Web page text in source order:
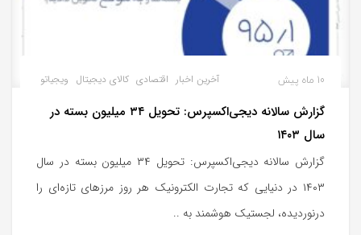
آخرین اخبار اقتصادی کالای دیجیتال ویجیاتو 10 ماه پیش
گزارش سالانه دیجی‌اکسپرس: تحویل ۳۴ میلیون بسته در
سال ۱۴۰۳
گزارش سالانه دیجی‌اکسپرس: تحویل ۳۴ میلیون بسته در سال
۱۴۰۳ در دنیایی که تجارت الکترونیک هر روز مرزهای تازه‌ای را
درنوردیده، لجستیک هوشمند به ..